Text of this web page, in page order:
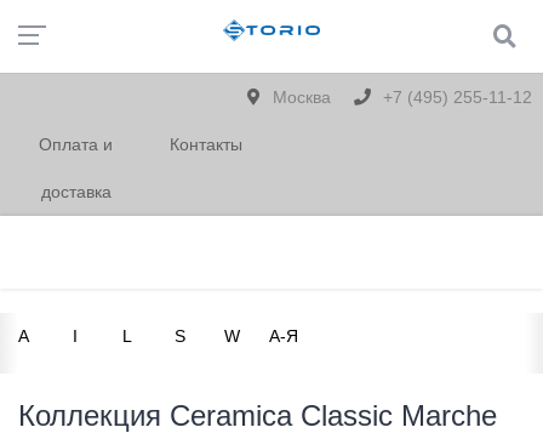
Москва +7 (495) 255-11-12
Оплата и
доставка
Контакты
A I L S W А-Я
Коллекция Ceramica Classic Marche